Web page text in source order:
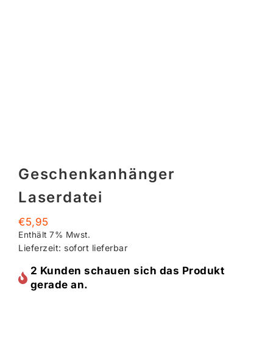
Geschenkanhänger
Laserdatei
€5,95
Enthält 7% Mwst.
Lieferzeit: sofort lieferbar
2 Kunden schauen sich das Produkt
gerade an.